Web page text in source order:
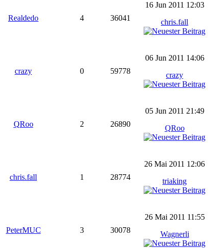
Realdedo 4 36041
16 Jun 2011 12:03
chris.fall
crazy 0 59778
06 Jun 2011 14:06
crazy
QRoo 2 26890
05 Jun 2011 21:49
QRoo
chris.fall 1 28774
26 Mai 2011 12:06
triaking
PeterMUC 3 30078
26 Mai 2011 11:55
Wagnerli